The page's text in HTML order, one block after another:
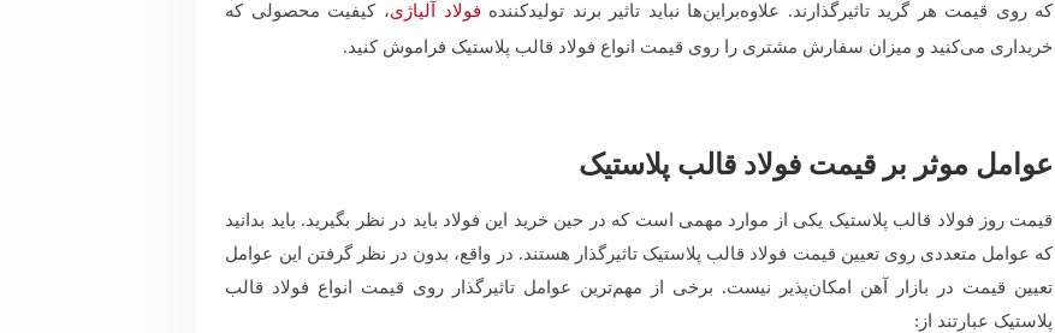
که روی قیمت هر گرید تاثیرگذارند. علاوه‌براین‌ها نباید تاثیر برند تولیدکننده فولاد آلیاژی، کیفیت محصولی که
خریداری می‌کنید و میزان سفارش مشتری را روی قیمت انواع فولاد قالب پلاستیک فراموش کنید.
عوامل موثر بر قیمت فولاد قالب پلاستیک
قیمت روز فولاد قالب پلاستیک یکی از موارد مهمی است که در حین خرید این فولاد باید در نظر بگیرید. باید بدانید
که عوامل متعددی روی تعیین قیمت فولاد قالب پلاستیک تاثیرگذار هستند. در واقع، بدون در نظر گرفتن این عوامل
تعیین قیمت در بازار آهن امکان‌پذیر نیست. برخی از مهم‌ترین عوامل تاثیرگذار روی قیمت انواع فولاد قالب
پلاستیک عبارتند از: